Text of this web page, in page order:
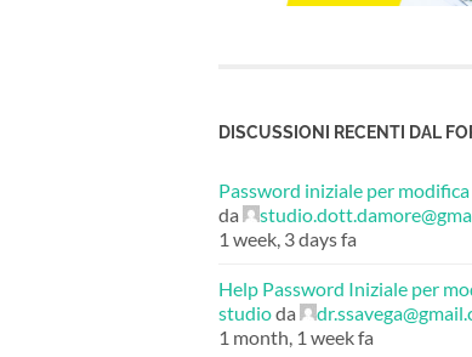
DISCUSSIONI RECENTI DAL
Password iniziale per
da
1 week, 3 days fa
Help Password Iniziale per
studioda
1 month, 1 week fa